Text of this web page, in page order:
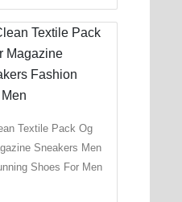
Textile Pack Og
Sneakers Men
Shoes For Men